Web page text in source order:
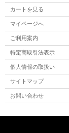
カートを見る
マイページへ
ご利用案内
特定商取引法表示
個人情報の取扱い
サイトマップ
お問い合わせ